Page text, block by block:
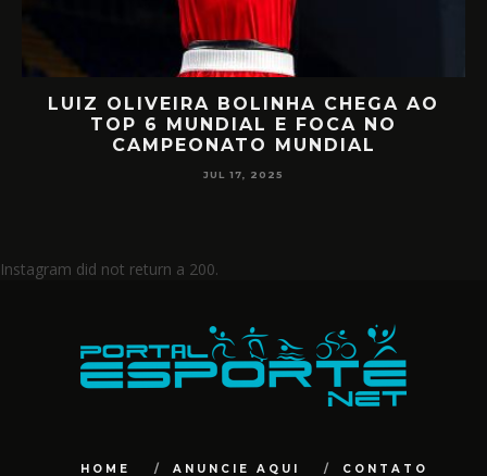
BOLINHA CHEGA AO
6 MUNDIAL E FOCA NO
MUNDIAL
MIILLER E
Instagram did not return a 200.
HOME ANUNCIE AQUI CONTATO